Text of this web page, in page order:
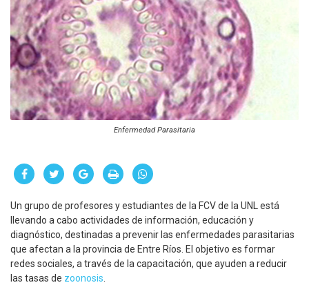
Enfermedad Parasitaria
Un grupo de profesores y estudiantes de la FCV de la UNL está
llevando a cabo actividades de información, educación y
diagnóstico, destinadas a prevenir las enfermedades parasitarias
que afectan a la provincia de Entre Ríos. El objetivo es formar
redes sociales, a través de la capacitación, que ayuden a reducir
las tasas de zoonosis